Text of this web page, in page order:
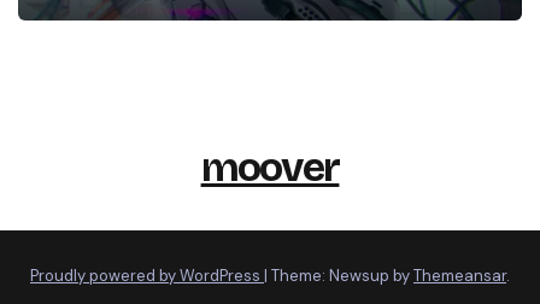
moover
Proudly powered by WordPress Theme: Newsup byThemeansar.